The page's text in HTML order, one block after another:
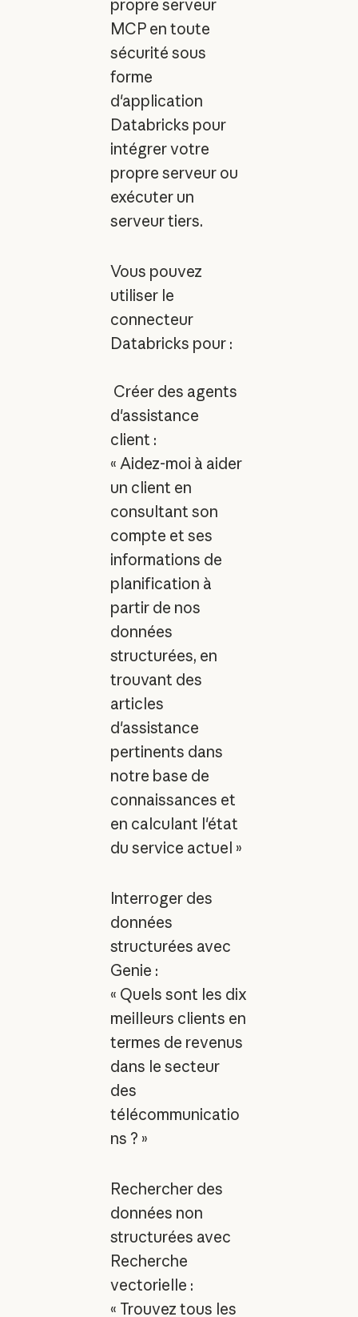
propre serveur
MCP en toute
sécurité sous
forme
d'application
Databricks pour
intégrer votre
propre serveur ou
exécuter un
serveur tiers.
Vous pouvez
utiliser le
connecteur
Databricks pour :
Créer des agents
d'assistance
client :
« Aidez-moi à aider
un client en
consultant son
compte et ses
informations de
planification à
partir de nos
données
structurées, en
trouvant des
articles
d'assistance
pertinents dans
notre base de
connaissances et
en calculant l'état
du service actuel »
Interroger des
données
structurées avec
Genie :
« Quels sont les dix
meilleurs clients en
termes de revenus
dans le secteur
des
télécommunicatio
ns ? »
Rechercher des
données non
structurées avec
Recherche
vectorielle :
« Trouvez tous les